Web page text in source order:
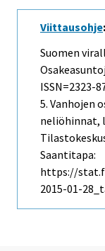
Viittausohje:
Suomen
ISSN=2323-
5. Vanhojen
neliöhinnat,
Saantitapa:
https://
2015-01-